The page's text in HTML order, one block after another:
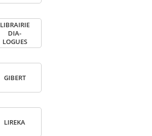
LIBRAI­RIE
DIA­
LOGUES
GIBERT
LIREKA